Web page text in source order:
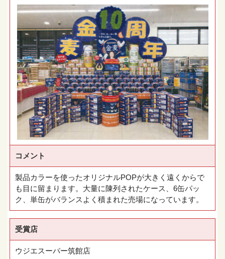
コメント
製品カラーを使ったオリジナルPOPが大きく遠くからで
も目に留まります。大量に陳列されたケース、6缶パッ
ク、単缶がバランスよく積まれた売場になっています。
受賞店
ウジエスーパー筑館店